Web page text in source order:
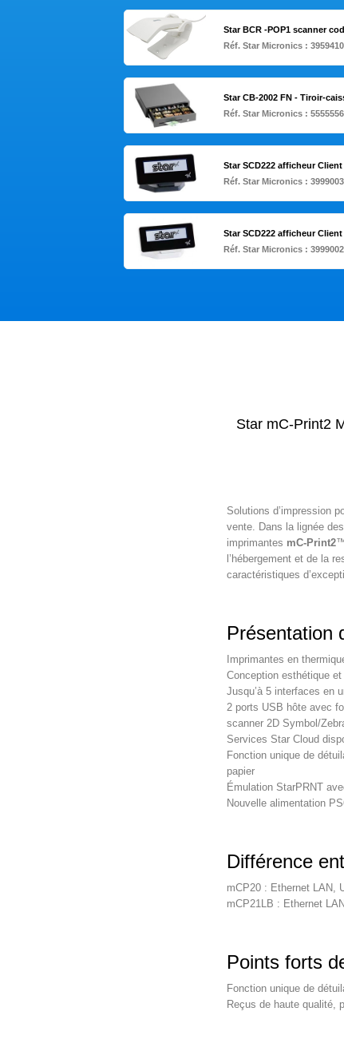
Star BCR -POP1 scanner
Réf. Star Micronics :
Star CB-2002 FN - Tiroir-
Réf. Star Micronics :
Star SCD222 afficheur
Réf. Star Micronics :
Star SCD222 afficheur
Réf. Star Micronics :
Star mC-Print2
Solutions d’impression
vente. Dans la lignée
imprimantes mC-Print2™
l’hébergement et de la
caractéristiques
Présentation
Imprimantes en
Conception esthétique
Jusqu’à 5 interfaces en
2 ports USB hôte avec
scanner 2D Symbol/
Services Star Cloud
Fonction unique de
papier
Émulation StarPRNT
Nouvelle alimentation
Différence
mCP20 : Ethernet LAN,
mCP21LB : Ethernet
Points forts
Fonction unique de
Reçus de haute qualité,